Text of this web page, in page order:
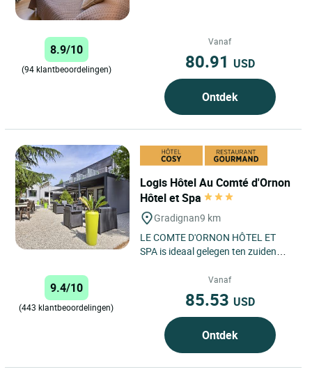
8.9/10
(94 klantbeoordelingen)
Vanaf
80.91 USD
Ontdek
Logis Hôtel Au Comté d'Ornon
Hôtel et Spa
Gradignan9 km
LE COMTE D'ORNON HÔTEL ET
SPA is ideaal gelegen ten zuiden
luchthaven en op 15 minuten van
9.4/10
(443 klantbeoordelingen)
Vanaf
85.53 USD
Ontdek